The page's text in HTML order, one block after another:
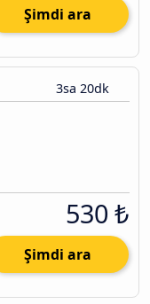
Şimdi ara
3sa 20dk
530 ₺
Şimdi ara